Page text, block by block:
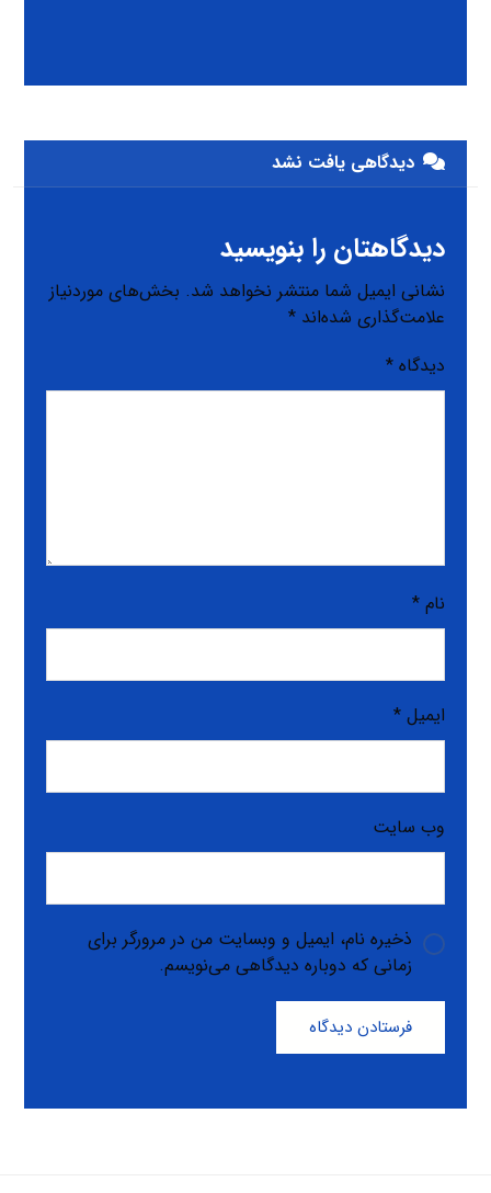
دیدگاهی یافت نشد
دیدگاهتان را بنویسید
نشانی ایمیل شما منتشر نخواهد شد. بخش‌های موردنیاز
علامت‌گذاری شده‌اند*
دیدگاه*
نام*
ایمیل*
وب‌ سایت
ذخیره نام، ایمیل و وبسایت من در مرورگر برای
زمانی که دوباره دیدگاهی می‌نویسم.
فرستادن دیدگاه